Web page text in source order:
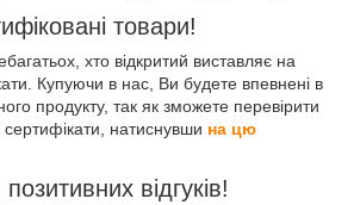
товари!
хто відкритий виставляє на
Купуючи в нас, Ви будете впевнені в
продукту, так як зможете перевірити
натиснувши на цю
відгуків!